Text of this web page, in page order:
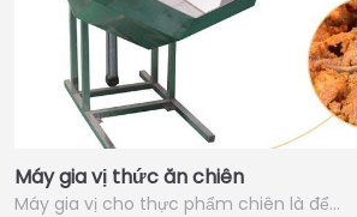
Máy gia vị thức ăn chiên
Máy gia vị cho thực phẩm chiên là để…